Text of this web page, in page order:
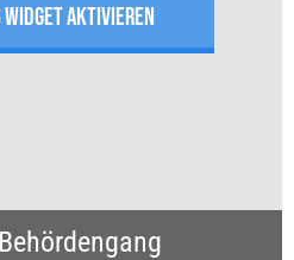
WIDGET AKTIVIEREN